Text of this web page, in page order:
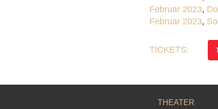
Februar 2023,
Februar 2023,
TICKETS:
THEATER